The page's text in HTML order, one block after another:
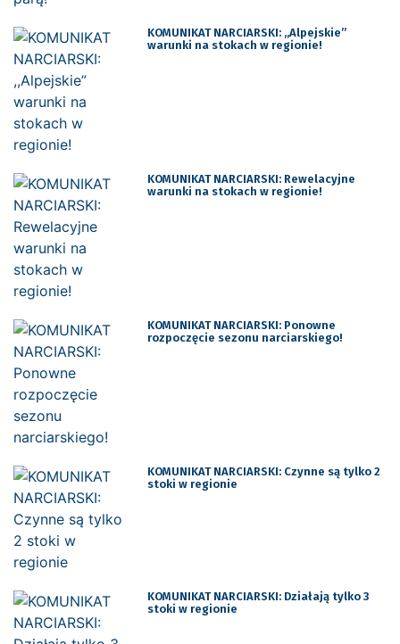
KOMUNIKAT NARCIARSKI: ,,Alpejskie”
warunki na stokach w regionie!
KOMUNIKAT NARCIARSKI: Rewelacyjne
warunki na stokach w regionie!
KOMUNIKAT NARCIARSKI: Ponowne
rozpoczęcie sezonu narciarskiego!
KOMUNIKAT NARCIARSKI: Czynne są tylko 2
stoki w regionie
KOMUNIKAT NARCIARSKI: Działają tylko 3
stoki w regionie